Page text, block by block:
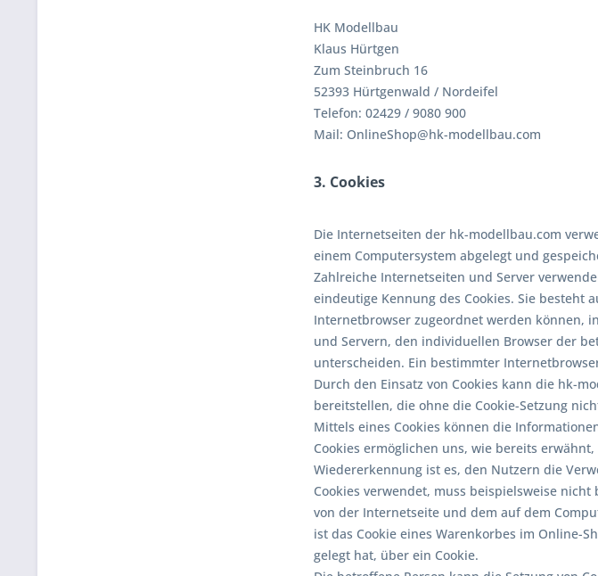
HK Modellbau
Klaus Hürtgen
Zum Steinbruch 16
52393 Hürtgenwald / Nordeifel
Telefon: 02429 / 9080 900
Mail: OnlineShop@hk-modellbau.com
3. Cookies
Die Internetseiten der hk-modellbau.com
einem Computersystem abgelegt und
Zahlreiche Internetseiten und Server
eindeutige Kennung des Cookies. Sie besteht
Internetbrowser zugeordnet werden können,
und Servern, den individuellen Browser der
unterscheiden. Ein bestimmter
Durch den Einsatz von Cookies kann die hk-
bereitstellen, die ohne die Cookie-Setzung
Mittels eines Cookies können die
Cookies ermöglichen uns, wie bereits
Wiedererkennung ist es, den Nutzern die
Cookies verwendet, muss beispielsweise
von der Internetseite und dem auf dem
ist das Cookie eines Warenkorbes im Online-
gelegt hat, über ein Cookie.